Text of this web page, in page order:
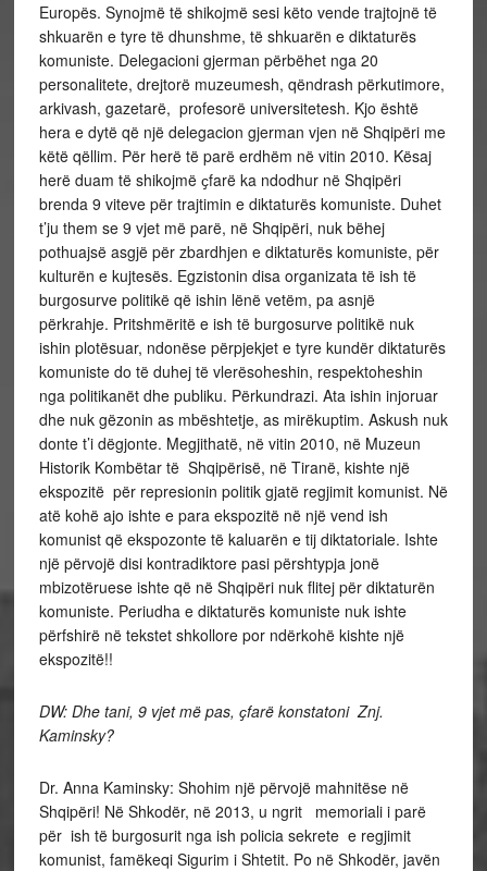
Europës. Synojmë të shikojmë sesi këto vende trajtojnë të
shkuarën e tyre të dhunshme, të shkuarën e diktaturës
komuniste. Delegacioni gjerman përbëhet nga 20
personalitete, drejtorë muzeumesh, qëndrash përkutimore,
arkivash, gazetarë, profesorë universitetesh. Kjo është
hera e dytë që një delegacion gjerman vjen në Shqipëri me
këtë qëllim. Për herë të parë erdhëm në vitin 2010. Kësaj
herë duam të shikojmë ҫfarë ka ndodhur në Shqipëri
brenda 9 viteve për trajtimin e diktaturës komuniste. Duhet
t’ju them se 9 vjet më parë, në Shqipëri, nuk bëhej
pothuajsë asgjë për zbardhjen e diktaturës komuniste, për
kulturën e kujtesës. Egzistonin disa organizata të ish të
burgosurve politikë që ishin lënë vetëm, pa asnjë
përkrahje. Pritshmëritë e ish të burgosurve politikë nuk
ishin plotësuar, ndonëse përpjekjet e tyre kundër diktaturës
komuniste do të duhej të vlerësoheshin, respektoheshin
nga politikanët dhe publiku. Përkundrazi. Ata ishin injoruar
dhe nuk gëzonin as mbështetje, as mirëkuptim. Askush nuk
donte t’i dëgjonte. Megjithatë, në vitin 2010, në Muzeun
Historik Kombëtar të Shqipërisë, në Tiranë, kishte një
ekspozitë për represionin politik gjatë regjimit komunist. Në
atë kohë ajo ishte e para ekspozitë në një vend ish
komunist që ekspozonte të kaluarën e tij diktatoriale. Ishte
një përvojë disi kontradiktore pasi përshtypja jonë
mbizotëruese ishte që në Shqipëri nuk flitej për diktaturën
komuniste. Periudha e diktaturës komuniste nuk ishte
përfshirë në tekstet shkollore por ndërkohë kishte një
ekspozitë!!
DW: Dhe tani, 9 vjet më pas, ҫfarë konstatoni Znj.
Kaminsky?
Dr. Anna Kaminsky: Shohim një përvojë mahnitëse në
Shqipëri! Në Shkodër, në 2013, u ngrit memoriali i parë
për ish të burgosurit nga ish policia sekrete e regjimit
komunist, famëkeqi Sigurim i Shtetit. Po në Shkodër, javën